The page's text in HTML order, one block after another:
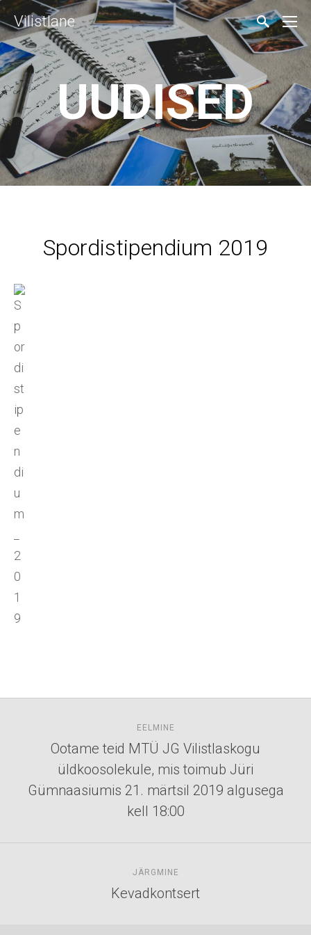
Vilistlane
UUDISED
Spordistipendium 2019
EELMINE
Ootame teid MTÜ JG Vilistlaskogu
üldkoosolekule, mis toimub Jüri
Gümnaasiumis 21. märtsil 2019 algusega
kell 18:00
JÄRGMINE
Kevadkontsert